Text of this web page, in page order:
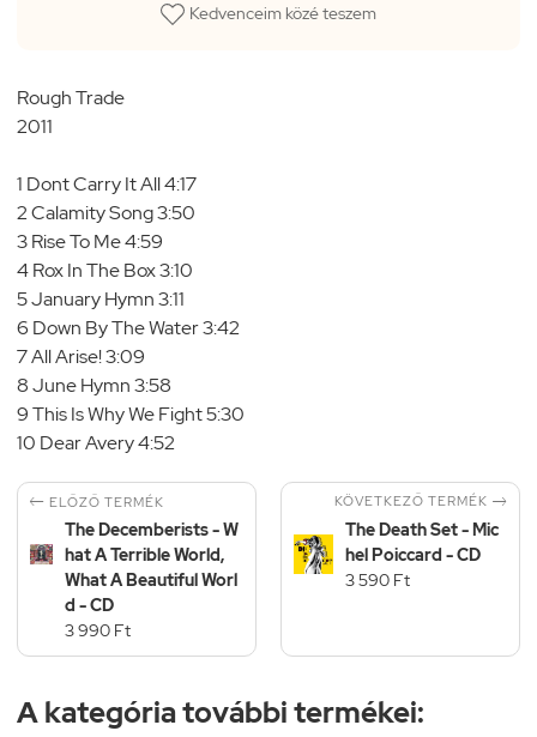
Kedvenceim közé teszem
Rough Trade
2011
1 Dont Carry It All 4:17
2 Calamity Song 3:50
3 Rise To Me 4:59
4 Rox In The Box 3:10
5 January Hymn 3:11
6 Down By The Water 3:42
7 All Arise! 3:09
8 June Hymn 3:58
9 This Is Why We Fight 5:30
10 Dear Avery 4:52
 ELŐZŐ TERMÉK
The Decemberists - W
hat A Terrible World,
What A Beautiful Worl
d - CD
3 990 Ft
KÖVETKEZŐ TERMÉK 
The Death Set - Mic
hel Poiccard - CD
3 590 Ft
A kategória további termékei: